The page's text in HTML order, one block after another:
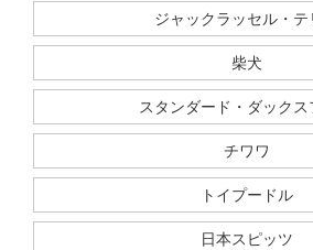
ジャックラッセル・テ
柴犬
スタンダード・ダックス
チワワ
トイプードル
日本スピッツ